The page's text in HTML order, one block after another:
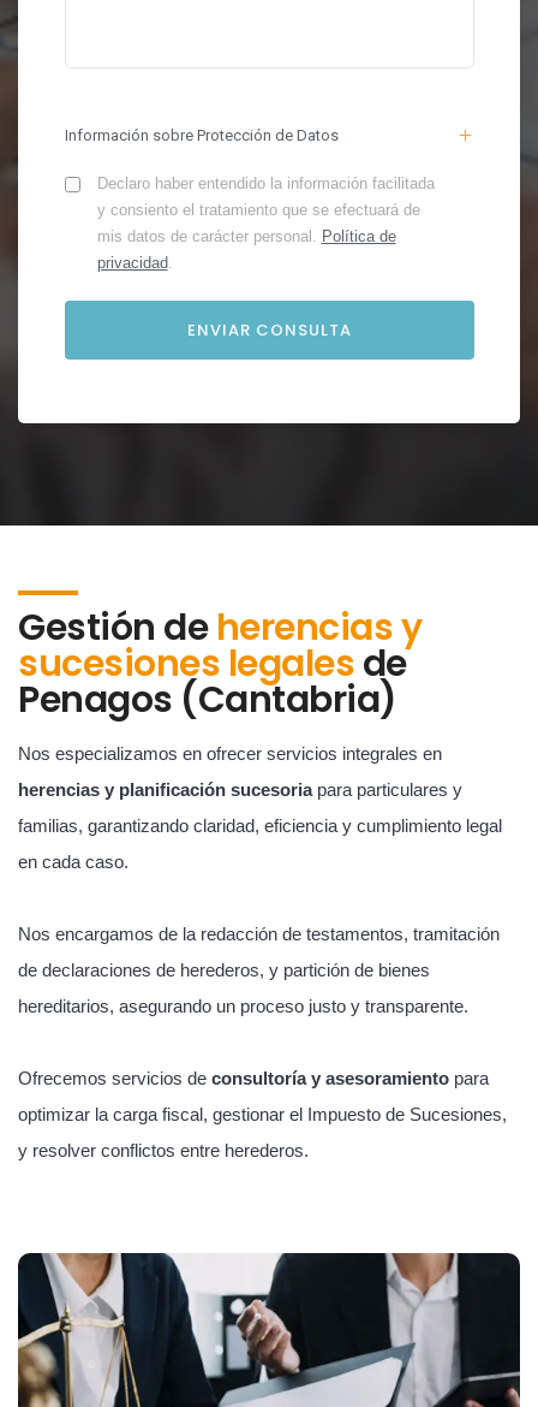
Información sobre Protección de Datos
Declaro haber entendido la información facilitada
y consiento el tratamiento que se efectuará de
mis datos de carácter personal. Política de
privacidad.
Gestión deherencias y
sucesiones legalesde
Penagos (Cantabria)
Nos especializamos en ofrecer servicios integrales en
herencias y planificación sucesoriapara particulares y
familias, garantizando claridad, eficiencia y cumplimiento legal
en cada caso.
Nos encargamos de la redacción de testamentos, tramitación
de declaraciones de herederos, y partición de bienes
hereditarios, asegurando un proceso justo y transparente.
Ofrecemos servicios de consultoría y asesoramiento para
optimizar la carga fiscal, gestionar el Impuesto de Sucesiones,
y resolver conflictos entre herederos.